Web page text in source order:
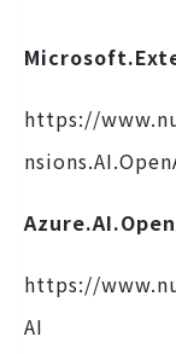
https://
https://
AI